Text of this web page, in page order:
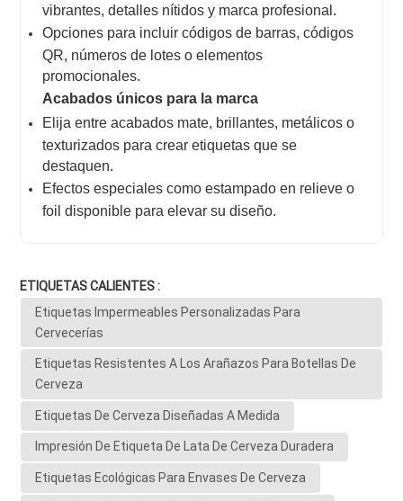
vibrantes, detalles nítidos y marca profesional.
Opciones para incluir códigos de barras, códigos
QR, números de lotes o elementos
promocionales.
Acabados únicos para la marca
Elija entre acabados mate, brillantes, metálicos o
texturizados para crear etiquetas que se
destaquen.
Efectos especiales como estampado en relieve o
foil disponible para elevar su diseño.
ETIQUETAS CALIENTES :
Etiquetas Impermeables Personalizadas Para
Cervecerías
Etiquetas Resistentes A Los Arañazos Para Botellas De
Cerveza
Etiquetas De Cerveza Diseñadas A Medida
Impresión De Etiqueta De Lata De Cerveza Duradera
Etiquetas Ecológicas Para Envases De Cerveza